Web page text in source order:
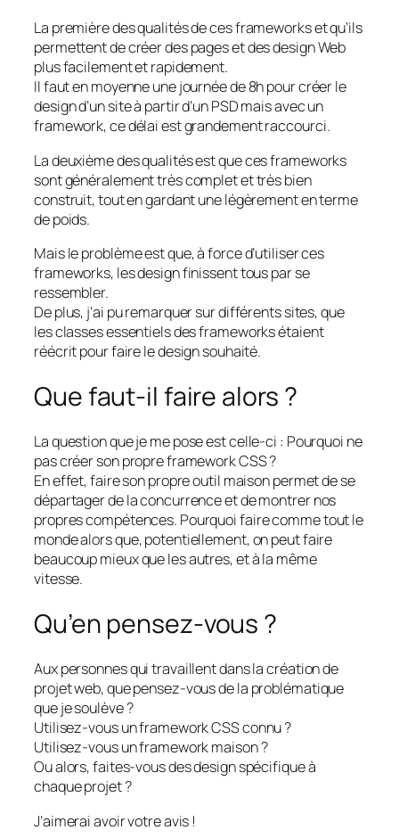
La première des qualités de ces frameworks et qu’ils
permettent de créer des pages et des design Web
plus facilement et rapidement.
Il faut en moyenne une journée de 8h pour créer le
design d’un site à partir d’un PSD mais avec un
framework, ce délai est grandement raccourci.
La deuxième des qualités est que ces frameworks
sont généralement très complet et très bien
construit, tout en gardant une légèrement en terme
de poids.
Mais le problème est que, à force d’utiliser ces
frameworks, les design finissent tous par se
ressembler.
De plus, j’ai pu remarquer sur différents sites, que
les classes essentiels des frameworks étaient
réécrit pour faire le design souhaité.
Que faut-il faire alors ?
La question que je me pose est celle-ci : Pourquoi ne
pas créer son propre framework CSS ?
En effet, faire son propre outil maison permet de se
départager de la concurrence et de montrer nos
propres compétences. Pourquoi faire comme tout le
monde alors que, potentiellement, on peut faire
beaucoup mieux que les autres, et à la même
vitesse.
Qu’en pensez-vous ?
Aux personnes qui travaillent dans la création de
projet web, que pensez-vous de la problématique
que je soulève ?
Utilisez-vous un framework CSS connu ?
Utilisez-vous un framework maison ?
Ou alors, faites-vous des design spécifique à
chaque projet ?
J’aimerai avoir votre avis !